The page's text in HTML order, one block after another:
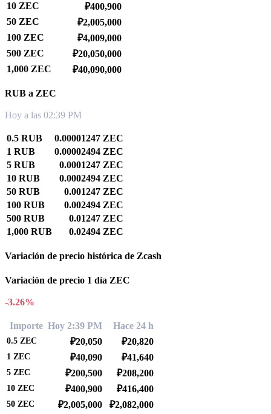
10 ZEC
₽400,900
50 ZEC
₽2,005,000
100 ZEC
₽4,009,000
500 ZEC
₽20,050,000
1,000 ZEC
₽40,090,000
RUB a ZEC
Hoy a las 02:39 PM
0.5 RUB
0.00001247 ZEC
1 RUB
0.00002494 ZEC
5 RUB
0.0001247 ZEC
10 RUB
0.0002494 ZEC
50 RUB
0.001247 ZEC
100 RUB
0.002494 ZEC
500 RUB
0.01247 ZEC
1,000 RUB
0.02494 ZEC
Variación de precio histórica de Zcash
Variación de precio 1 día ZEC
-3.26%
Importe Hoy 2:39 PM Hace 24 h
0.5 ZEC ₽20,050 ₽20,820
1 ZEC ₽40,090 ₽41,640
5 ZEC ₽200,500 ₽208,200
10 ZEC ₽400,900 ₽416,400
50 ZEC ₽2,005,000 ₽2,082,000